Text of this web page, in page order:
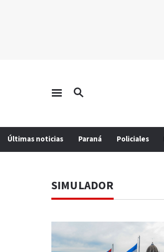
Últimas noticias Paraná Policiales
SIMULADOR